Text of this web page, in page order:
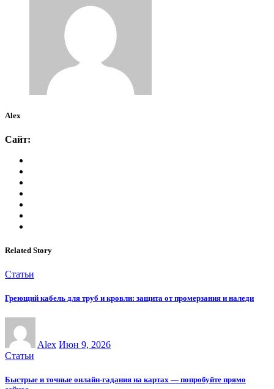
Alex
Сайт:
Related Story
Статьи
Греющий кабель для труб и кровли: защита от промерзания и наледи
Alex Июн 9, 2026
Статьи
Быстрые и точные онлайн-гадания на картах — попробуйте прямо